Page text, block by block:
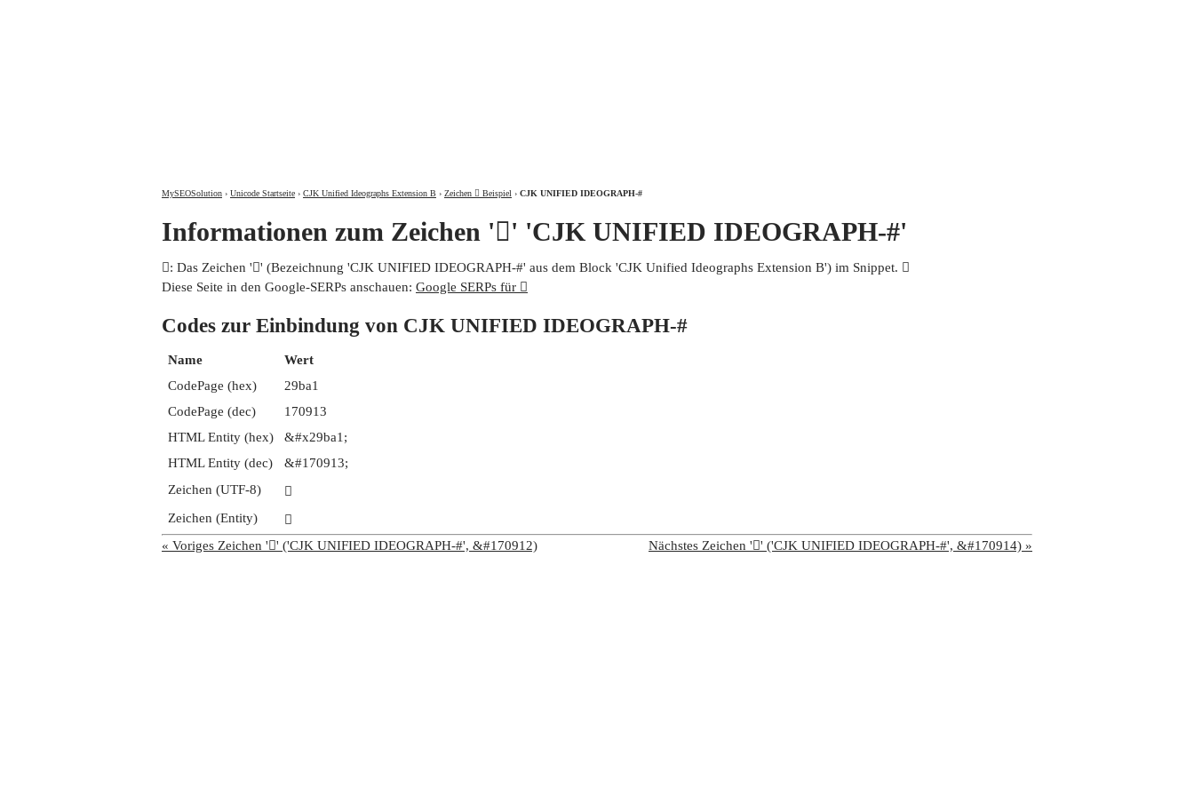
MySEOSolution › Unicode Startseite › CJK Unified Ideographs Extension B › Zeichen 𩮡 Beispiel › CJK UNIFIED IDEOGRAPH-#
Informationen zum Zeichen '𩮡' 'CJK UNIFIED IDEOGRAPH-#'
𩮡: Das Zeichen '𩮡' (Bezeichnung 'CJK UNIFIED IDEOGRAPH-#' aus dem Block 'CJK Unified Ideographs Extension B') im Snippet. 𩮡
Diese Seite in den Google-SERPs anschauen: Google SERPs für 𩮡
Codes zur Einbindung von CJK UNIFIED IDEOGRAPH-#
Name
Wert
CodePage (hex)
29ba1
CodePage (dec)
170913
HTML Entity (hex)
&#x29ba1;
HTML Entity (dec)
&#170913;
Zeichen (UTF-8)
𩮡
Zeichen (Entity)
𩮡
« Voriges Zeichen '𩮠' ('CJK UNIFIED IDEOGRAPH-#', &#170912)
Nächstes Zeichen '𩮢' ('CJK UNIFIED IDEOGRAPH-#', &#170914) »